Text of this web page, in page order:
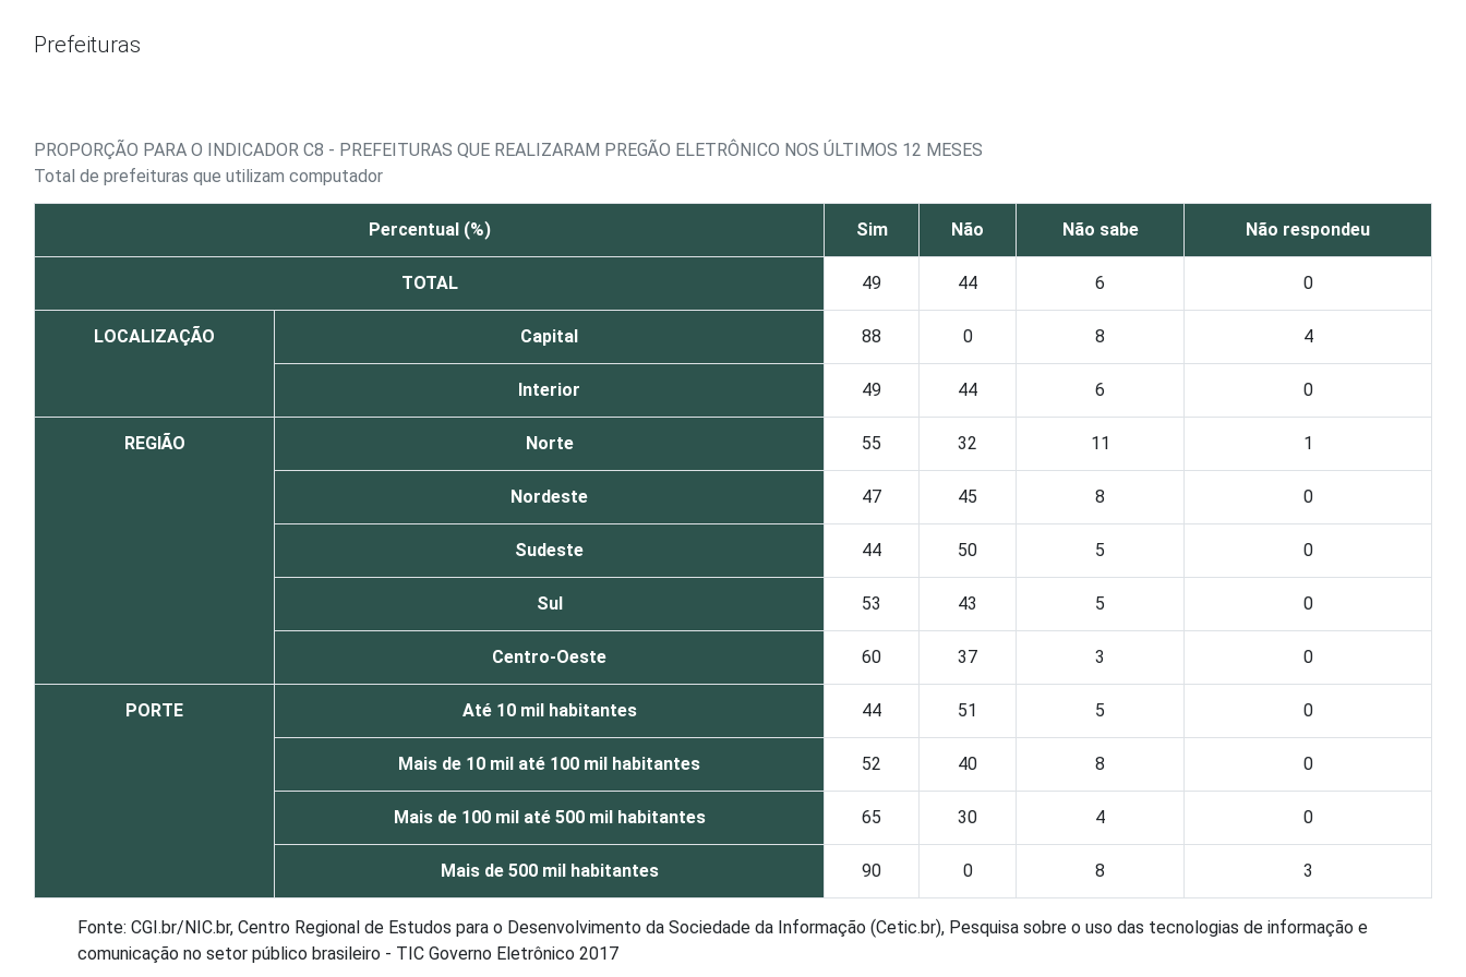
Prefeituras
PROPORÇÃO PARA O INDICADOR C8 - PREFEITURAS QUE REALIZARAM PREGÃO ELETRÔNICO NOS ÚLTIMOS 12 MESES
Total de prefeituras que utilizam computador
Percentual (%) Sim Não Não sabe Não respondeu
TOTAL 49 44 6 0
LOCALIZAÇÃO Capital 88 0 8 4
Interior 49 44 6 0
REGIÃO Norte 55 32 11 1
Nordeste 47 45 8 0
Sudeste 44 50 5 0
Sul 53 43 5 0
Centro-Oeste 60 37 3 0
PORTE Até 10 mil habitantes 44 51 5 0
Mais de 10 mil até 100 mil habitantes 52 40 8 0
Mais de 100 mil até 500 mil habitantes 65 30 4 0
Mais de 500 mil habitantes 90 0 8 3
Fonte: CGI.br/NIC.br, Centro Regional de Estudos para o Desenvolvimento da Sociedade da Informação (Cetic.br), Pesquisa sobre o uso das tecnologias de informação e
comunicação no setor público brasileiro - TIC Governo Eletrônico 2017